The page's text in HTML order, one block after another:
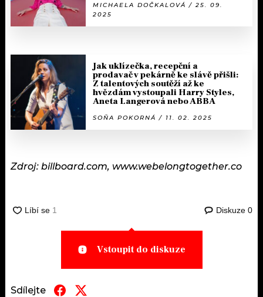
MICHAELA DOČKALOVÁ / 25. 09.
2025
Jak uklízečka, recepční a
prodavač v pekárně ke slávě přišli:
Z talentových soutěží až ke
hvězdám vystoupali Harry Styles,
Aneta Langerová nebo ABBA
SOŇA POKORNÁ / 11. 02. 2025
Zdroj: billboard.com, www.webelongtogether.co
Diskuze 0
Vstoupit do diskuze
Sdílejte